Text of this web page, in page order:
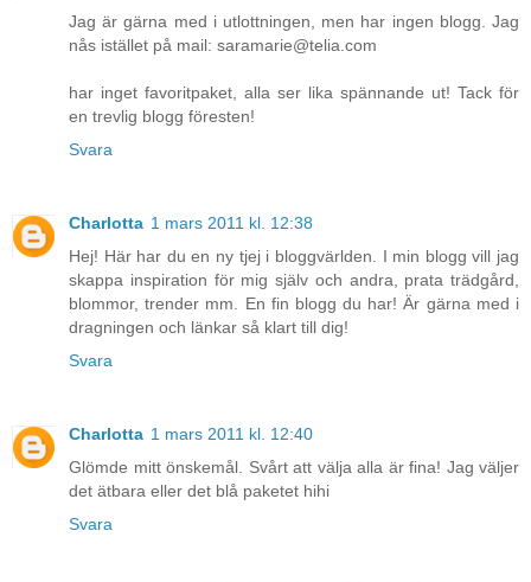
Jag är gärna med i utlottningen, men har ingen blogg. Jag
nås istället på mail: saramarie@telia.com
har inget favoritpaket, alla ser lika spännande ut! Tack för
en trevlig blogg föresten!
Svara
Charlotta 1 mars 2011 kl. 12:38
Hej! Här har du en ny tjej i bloggvärlden. I min blogg vill jag
skappa inspiration för mig själv och andra, prata trädgård,
blommor, trender mm. En fin blogg du har! Är gärna med i
dragningen och länkar så klart till dig!
Svara
Charlotta 1 mars 2011 kl. 12:40
Glömde mitt önskemål. Svårt att välja alla är fina! Jag väljer
det ätbara eller det blå paketet hihi
Svara